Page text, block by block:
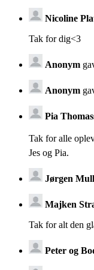
Nicoline
Tak for dig<3
Anonym
Anonym
Pia
Tak for alle
Jes og Pia.
Jørgen
Majken
Tak for alt den
Peter og